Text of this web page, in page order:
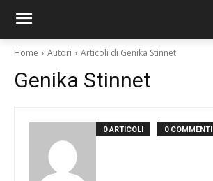
Home Autori Articoli di Genika Stinnet
Genika Stinnet
0 ARTICOLI 0 COMMENTI